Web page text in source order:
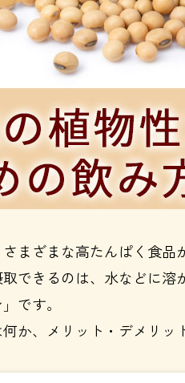
まざまな高たんぱく食品
できるのは、水などに
です。
か、メリット・デメリッ